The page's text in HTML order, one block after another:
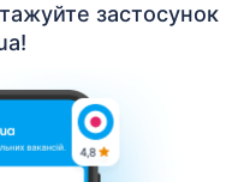
застосунок